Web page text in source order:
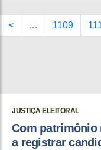
< … 1109
JUSTIÇA ELEITORAL
Com patrimônio
a registrar